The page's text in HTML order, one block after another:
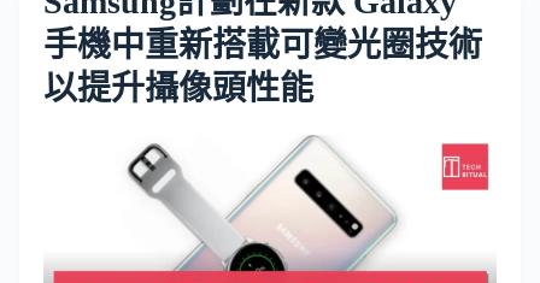
手機中重新搭載可變光圈技術
以提升攝像頭性能